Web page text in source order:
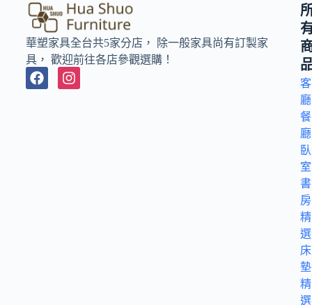
華塑家具全台共5家分店， 除一般家具尚有訂製家
具， 歡迎前往各店參觀選購！
客
廳
餐
廳
臥
室
書
房
精
選
床
墊
精
選